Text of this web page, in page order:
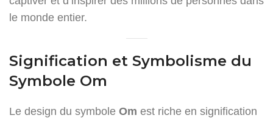
le monde entier.
Signification et Symbolisme du
Symbole Om
Le design du symbole Om est riche en signification